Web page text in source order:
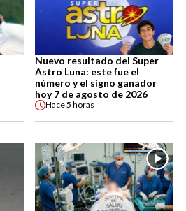
Nuevo resultado del Super
Astro Luna: este fue el
número y el signo ganador
hoy 7 de agosto de 2026
Hace5 horas